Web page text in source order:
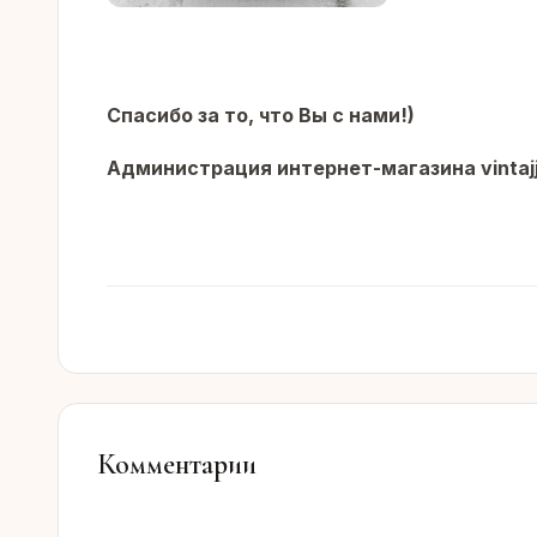
Спасибо за то, что Вы с нами!)
Администрация интернет-магазина
Комментарии